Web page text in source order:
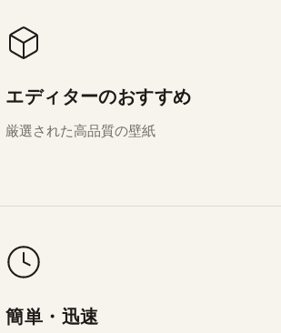
エディターのおすすめ
厳選された高品質の壁紙
簡単・迅速